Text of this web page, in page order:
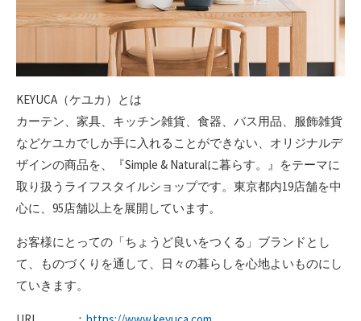
KEYUCA（ケユカ）とは
カーテン、家具、キッチン雑貨、食器、バス用品、服飾雑貨
などケユカでしか手に入れることができない、オリジナルデ
ザインの商品を、『Simple & Naturalに暮らす。』をテーマに
取り扱うライフスタイルショップです。東京都内19店舗を中
心に、95店舗以上を展開しています。
お客様にとっての「ちょうど良いをつくる」ブランドとし
て、ものづくりを通して、日々の暮らしを心地よいものにし
ていきます。